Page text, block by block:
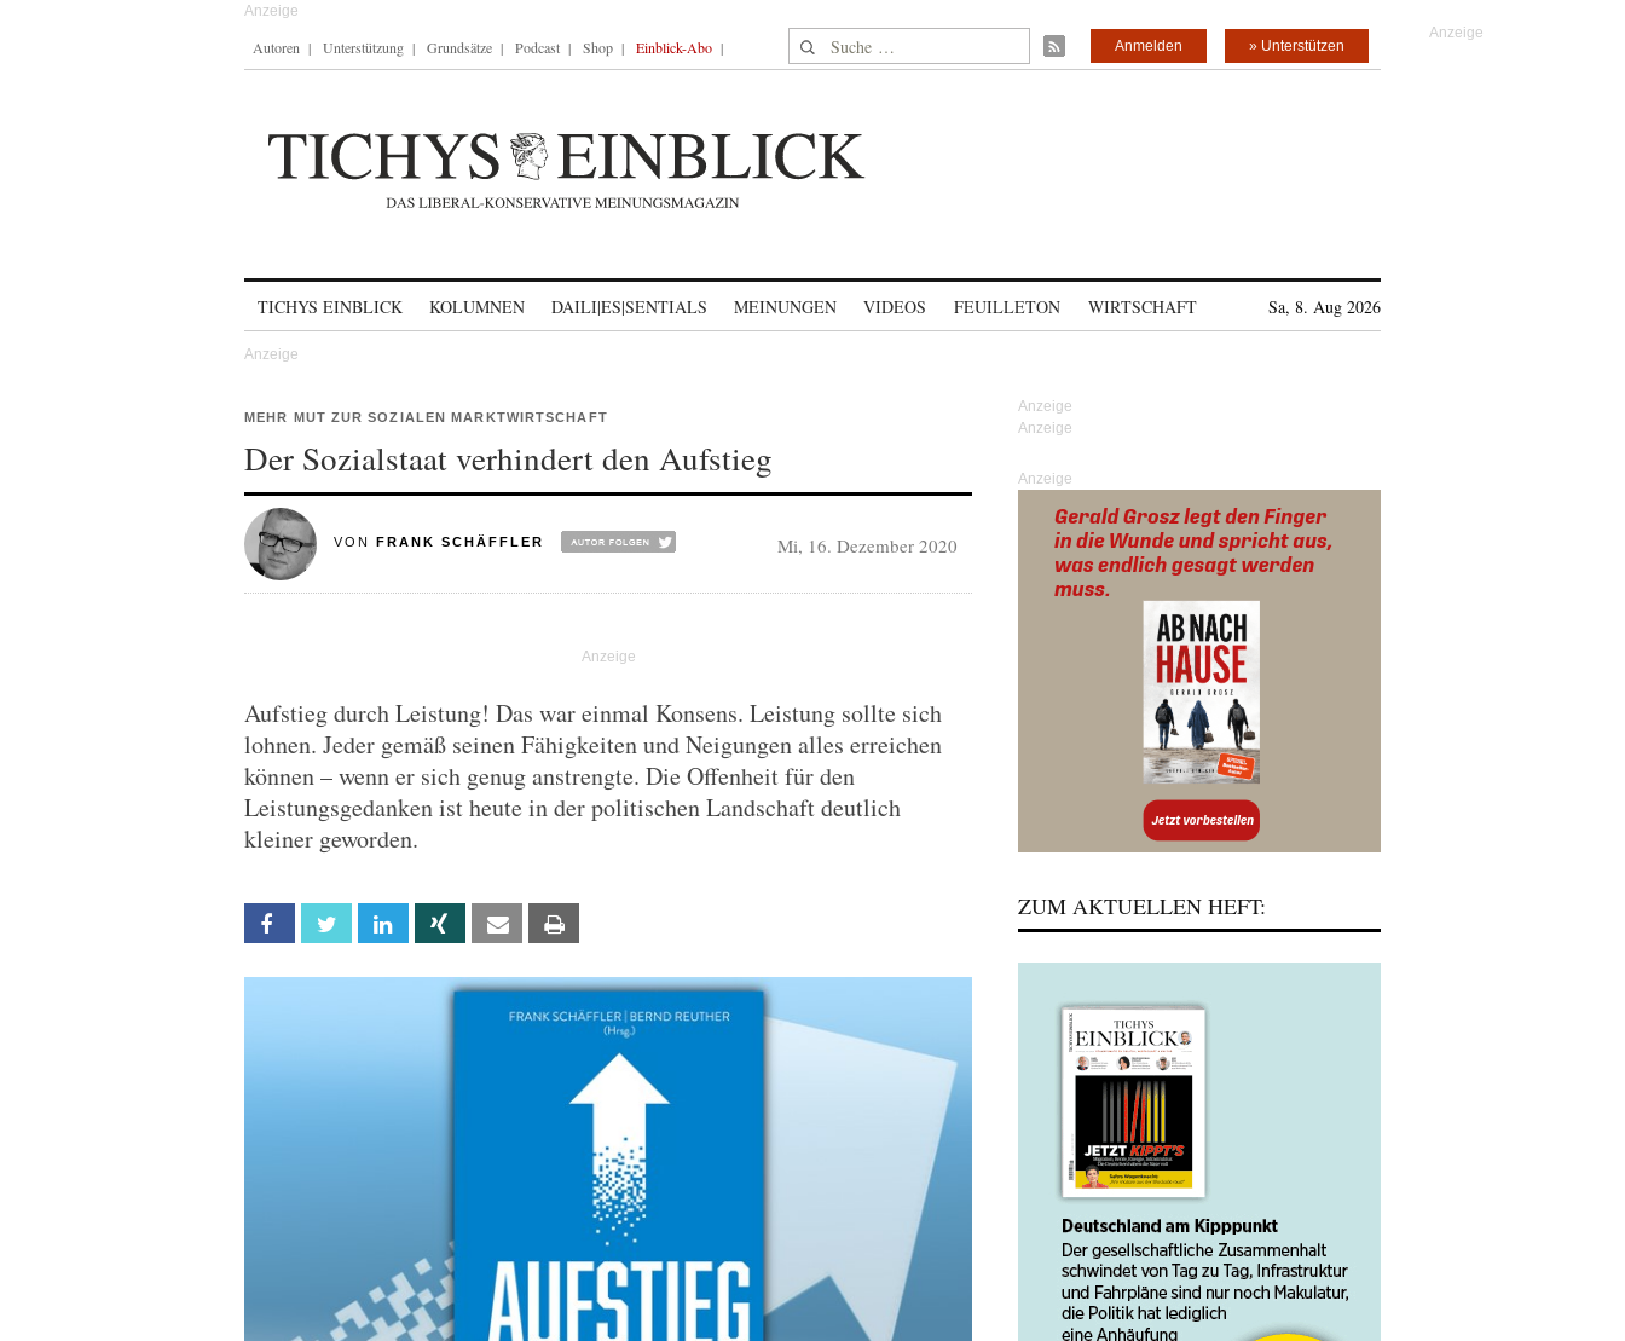
Autoren Unterstützung Grundsätze Podcast Shop Einblick-Abo Suche nach: » Unterstützen
Anmelden
TICHYS EINBLICK KOLUMNEN DAILI|ES|SENTIALS MEINUNGEN VIDEOS FEUILLETON WIRTSCHAFT Sa, 8. Aug 2026
MEHR MUT ZUR SOZIALEN MARKTWIRTSCHAFT
Der Sozialstaat verhindert den Aufstieg
VON FRANK SCHÄFFLER Mi, 16. Dezember 2020
Aufstieg durch Leistung! Das war einmal Konsens. Leistung sollte sich
lohnen. Jeder gemäß seinen Fähigkeiten und Neigungen alles erreichen
können – wenn er sich genug anstrengte. Die Offenheit für den
Leistungsgedanken ist heute in der politischen Landschaft deutlich
kleiner geworden.
Facebook Twitter Linkedin Xing Email
Anzeige
ZUM AKTUELLEN HEFT: